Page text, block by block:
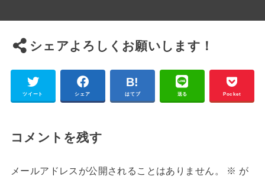
シェアよろしくお願いします！
ツイート シェア はてブ 送る Pocket
コメントを残す
メールアドレスが公開されることはありません。 ※ が